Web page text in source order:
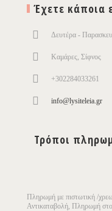
Έχετε κάποια
Δευτέρα -
Καμάρες, Σίφνος
+302284033261
info@lysiteleia.gr
Τρόποι
Πληρωμή με πιστωτική /
Αντικαταβολή, Πληρωμή